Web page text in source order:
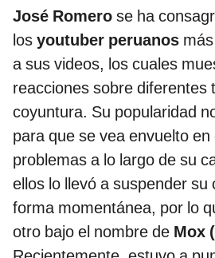
José Romero se ha
los youtuber peruanos
a sus videos, los cuales
reacciones sobre diferentes
coyuntura. Su popularidad
para que se vea envuelto
problemas a lo largo de su
ellos lo llevó a suspender su
forma momentánea, por lo
otro bajo el nombre de Mox